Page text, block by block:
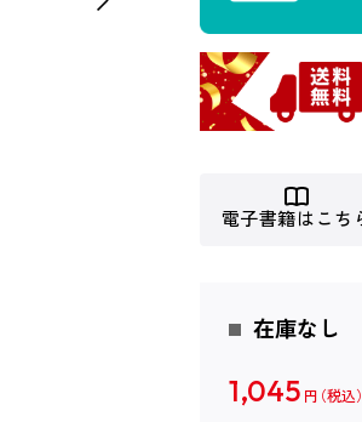
電子書籍はこち
在庫なし
1,045 円